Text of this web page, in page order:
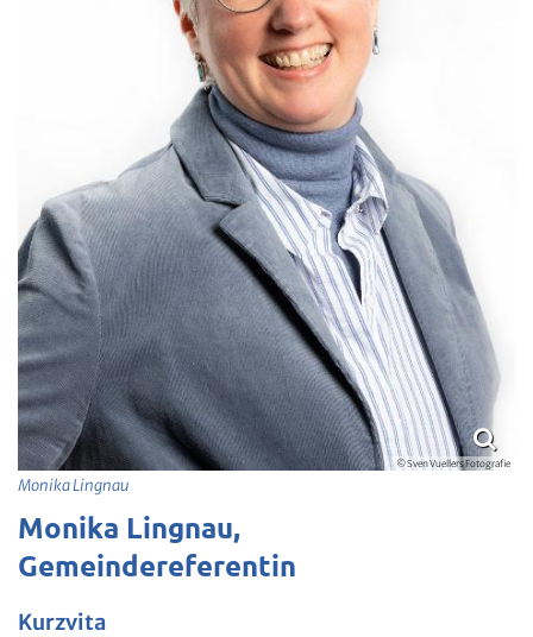
© Sven Vuellers Fotografie
Monika Lingnau
Monika Lingnau,
Gemeindereferentin
Kurzvita